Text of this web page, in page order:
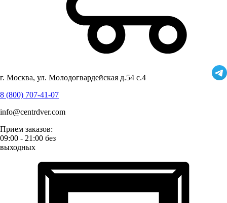
г. Москва, ул. Молодогвардейская д.54 с.4
8 (800) 707-41-07
info@centrdver.com
Прием заказов:
09:00 - 21:00 без
выходных